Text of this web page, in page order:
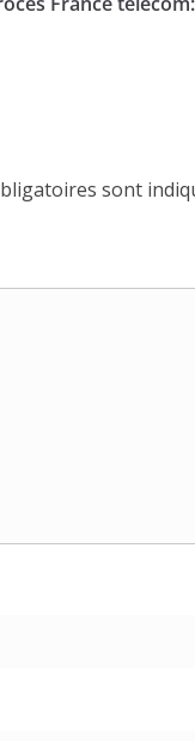
sont